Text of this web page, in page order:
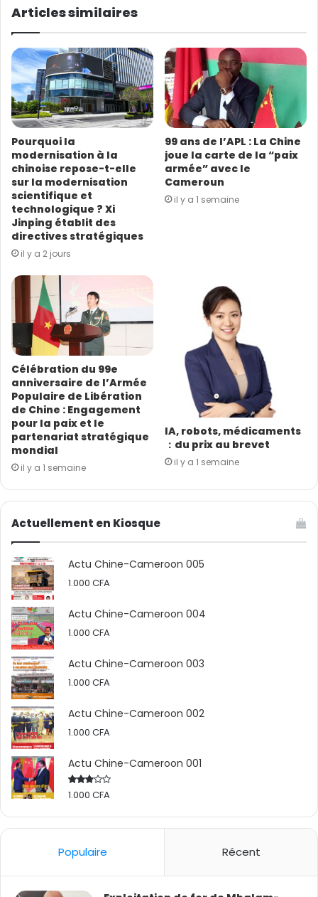
o
r
e
a
d
r
e
s
s
e
E
m
a
l
Articles similaires
Pourquoi la
modernisation à la
chinoise repose-t-elle
sur la modernisation
scientifique et
technologique ? Xi
Jinping établit des
directives stratégiques
il y a 2 jours
99 ans de l’APL : La Chine
joue la carte de la “paix
armée” avec le
Cameroun
il y a 1 semaine
Célébration du 99e
anniversaire de l’Armée
Populaire de Libération
de Chine : Engagement
pour la paix et le
partenariat stratégique
mondial
il y a 1 semaine
IA, robots, médicaments
：du prix au brevet
il y a 1 semaine
Actuellement en Kiosque
Actu Chine-Cameroon 005
1.000 CFA
Actu Chine-Cameroon 004
1.000 CFA
Actu Chine-Cameroon 003
1.000 CFA
Actu Chine-Cameroon 002
1.000 CFA
Actu Chine-Cameroon 001
Rated
1.000 CFA
Populaire Récent